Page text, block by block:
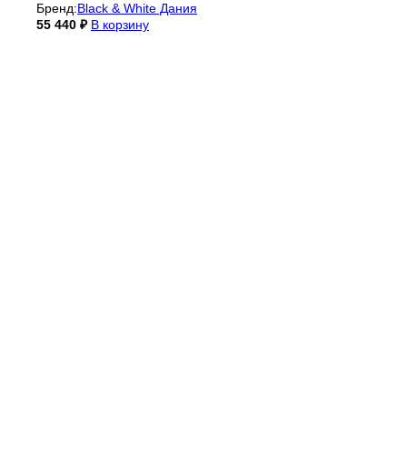
Бренд:Black & White Дания
55 440 ₽ В корзину